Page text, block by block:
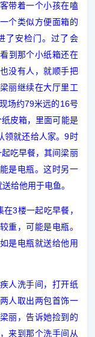
带着一个小孩在嗑
个类似方便面箱的
了安检门。过了会
到那个小纸箱还在
没有人，就顺手把
丽继续在大厅里工
场约79米远的 16号
皮箱，里面可能是
领就还给人家。9 时
吃早餐，其间梁丽
是电瓶。这时另一
给他用于电鱼。
在3楼一起吃早餐，
重，可能是电瓶。
是电瓶就送给他用
人洗手间，打开纸
人取出两包首饰一
丽，告诉她捡到的
来到那个洗手间从